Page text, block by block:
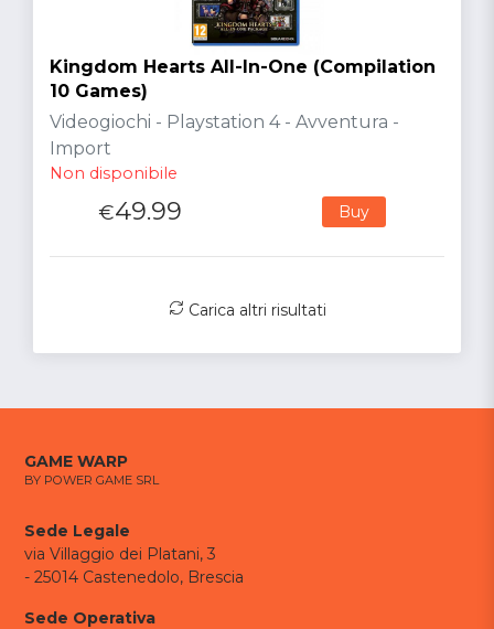
Kingdom Hearts All-In-One (Compilation
10 Games)
Videogiochi - Playstation 4 - Avventura -
Import
Non disponibile
€49.99 Buy
Carica altri risultati
GAME WARP
BY POWER GAME SRL
Sede Legale
via Villaggio dei Platani, 3
- 25014 Castenedolo, Brescia
Sede Operativa